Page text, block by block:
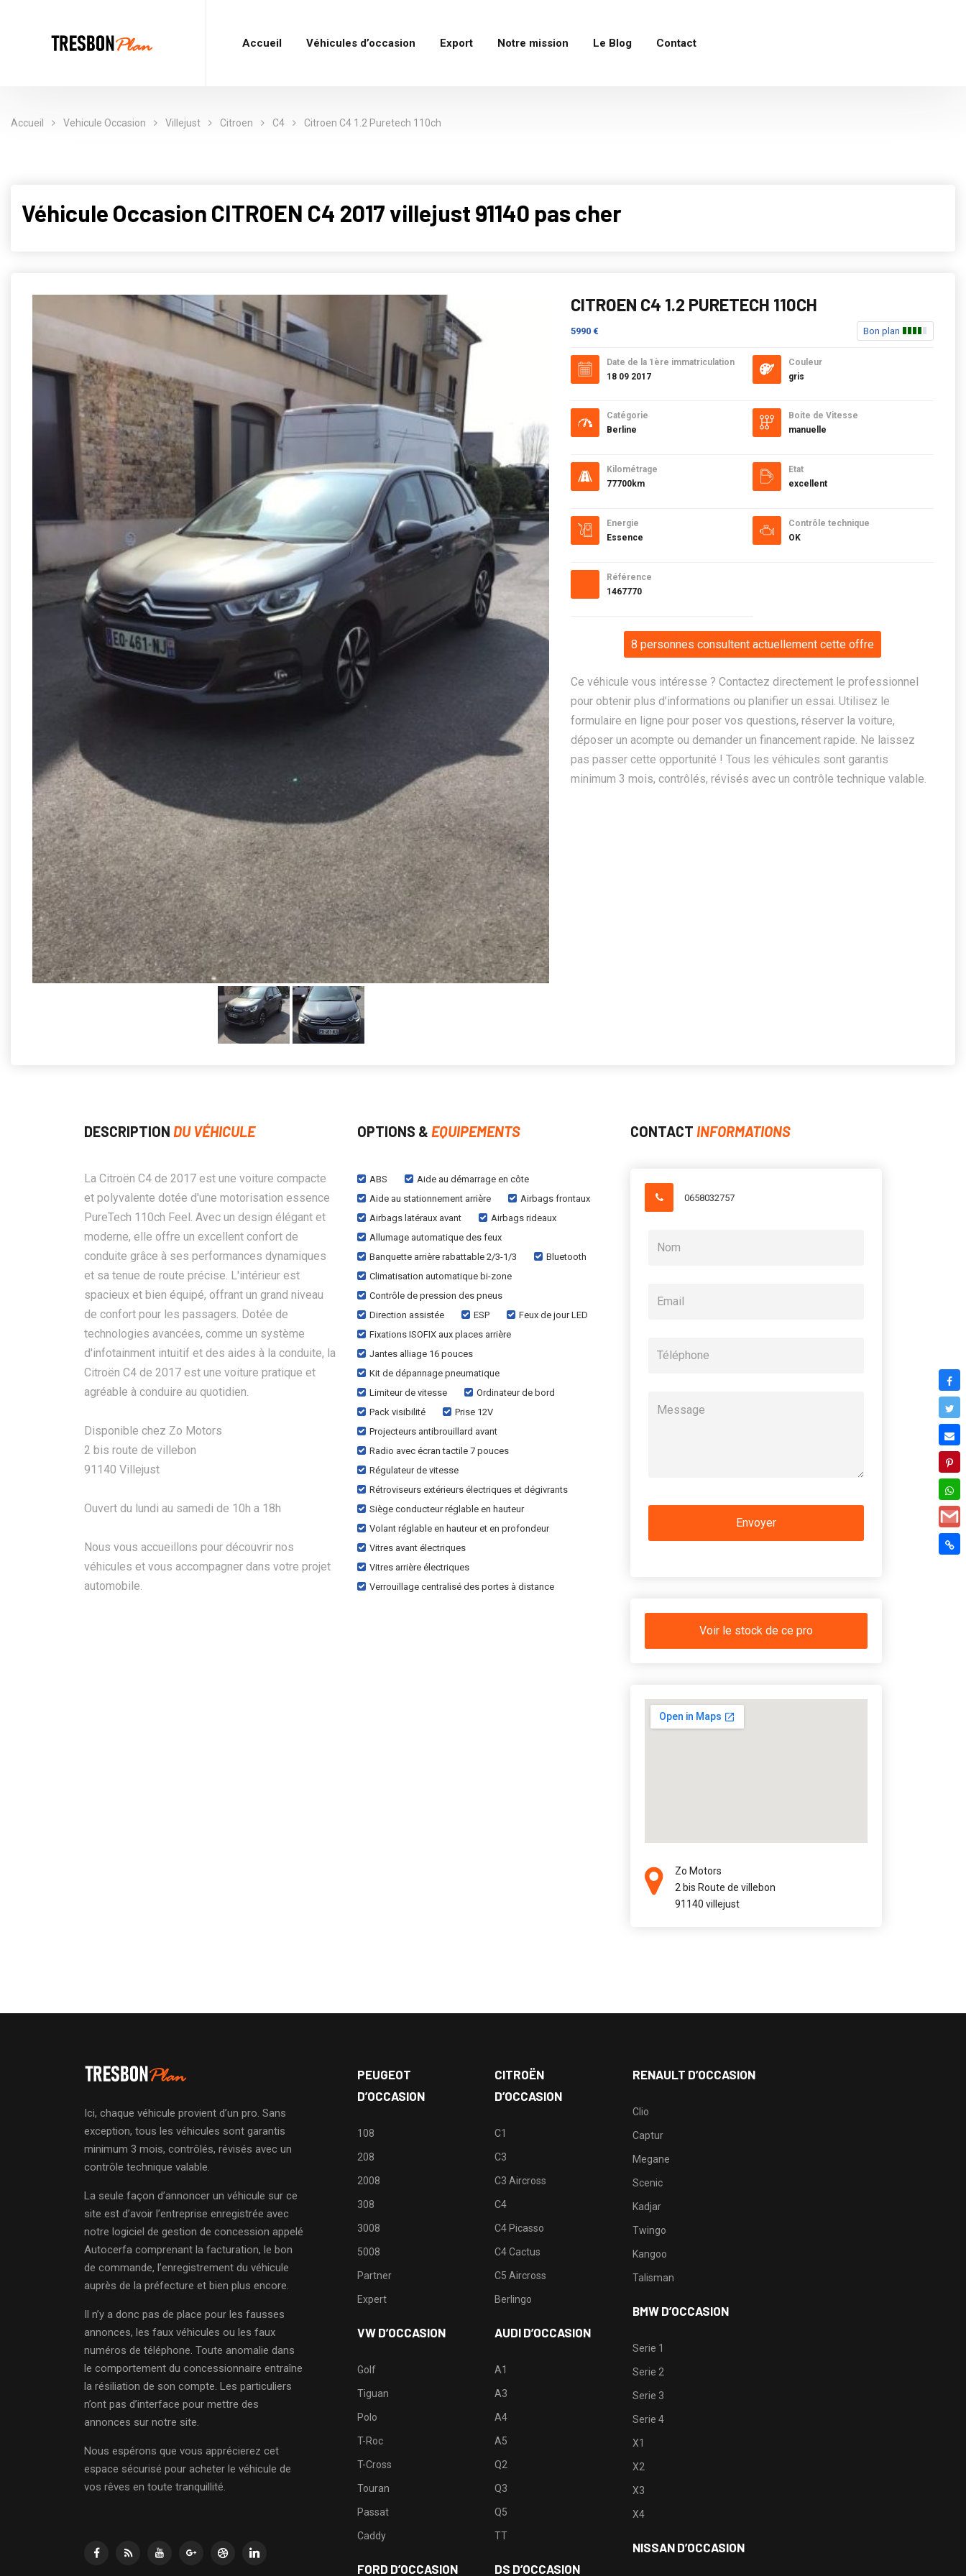
Accueil Véhicules d’occasion Export Notre mission Le Blog Contact
Accueil Vehicule Occasion Villejust Citroen C4 Citroen C4 1.2 Puretech 110ch
Véhicule Occasion CITROEN C4 2017 villejust 91140 pas cher
CITROEN C4 1.2 PURETECH 110CH
5990 € Bon plan
Date de la 1ère immatriculation
18 09 2017
Catégorie
Berline
Kilométrage
77700km
Energie
Essence
Référence
1467770
Couleur
gris
Boite de Vitesse
manuelle
Etat
excellent
Contrôle technique
OK
8 personnes consultent actuellement cette offre
Ce véhicule vous intéresse ? Contactez directement le professionnel
pour obtenir plus d’informations ou planifier un essai. Utilisez le
formulaire en ligne pour poser vos questions, réserver la voiture,
déposer un acompte ou demander un financement rapide. Ne laissez
pas passer cette opportunité ! Tous les véhicules sont garantis
minimum 3 mois, contrôlés, révisés avec un contrôle technique valable.
DESCRIPTION DU VÉHICULE
La Citroën C4 de 2017 est une voiture compacte
et polyvalente dotée d'une motorisation essence
PureTech 110ch Feel. Avec un design élégant et
moderne, elle offre un excellent confort de
conduite grâce à ses performances dynamiques
et sa tenue de route précise. L'intérieur est
spacieux et bien équipé, offrant un grand niveau
de confort pour les passagers. Dotée de
technologies avancées, comme un système
d'infotainment intuitif et des aides à la conduite, la
Citroën C4 de 2017 est une voiture pratique et
agréable à conduire au quotidien.
Disponible chez Zo Motors
2 bis route de villebon
91140 Villejust
Ouvert du lundi au samedi de 10h a 18h
Nous vous accueillons pour découvrir nos
véhicules et vous accompagner dans votre projet
automobile.
OPTIONS & EQUIPEMENTS
ABS
Aide au démarrage en côte
Aide au stationnement arrière
Airbags frontaux
Airbags latéraux avant
Airbags rideaux
Allumage automatique des feux
Banquette arrière rabattable 2/3-1/3
Bluetooth
Climatisation automatique bi-zone
Contrôle de pression des pneus
Direction assistée
ESP
Feux de jour LED
Fixations ISOFIX aux places arrière
Jantes alliage 16 pouces
Kit de dépannage pneumatique
Limiteur de vitesse
Ordinateur de bord
Pack visibilité
Prise 12V
Projecteurs antibrouillard avant
Radio avec écran tactile 7 pouces
Régulateur de vitesse
Rétroviseurs extérieurs électriques et dégivrants
Siège conducteur réglable en hauteur
Volant réglable en hauteur et en profondeur
Vitres avant électriques
Vitres arrière électriques
Verrouillage centralisé des portes à distance
CONTACT INFORMATIONS
0658032757
Voir le stock de ce pro
Zo Motors
2 bis Route de villebon
91140 villejust
Ici, chaque véhicule provient d’un pro. Sans
exception, tous les véhicules sont garantis
minimum 3 mois, contrôlés, révisés avec un
contrôle technique valable.
La seule façon d’annoncer un véhicule sur ce
site est d’avoir l’entreprise enregistrée avec
notre logiciel de gestion de concession appelé
Autocerfa comprenant la facturation, le bon
de commande, l’enregistrement du véhicule
auprès de la préfecture et bien plus encore.
Il n’y a donc pas de place pour les fausses
annonces, les faux véhicules ou les faux
numéros de téléphone. Toute anomalie dans
le comportement du concessionnaire entraîne
la résiliation de son compte. Les particuliers
n’ont pas d’interface pour mettre des
annonces sur notre site.
Nous espérons que vous apprécierez cet
espace sécurisé pour acheter le véhicule de
vos rêves en toute tranquillité.
PEUGEOT
D’OCCASION
108
208
2008
308
3008
5008
Partner
Expert
VW D’OCCASION
Golf
Tiguan
Polo
T-Roc
T-Cross
Touran
Passat
Caddy
FORD D’OCCASION
CITROËN
D’OCCASION
C1
C3
C3 Aircross
C4
C4 Picasso
C4 Cactus
C5 Aircross
Berlingo
AUDI D’OCCASION
A1
A3
A4
A5
Q2
Q3
Q5
TT
DS D’OCCASION
RENAULT D’OCCASION
Clio
Captur
Megane
Scenic
Kadjar
Twingo
Kangoo
Talisman
BMW D’OCCASION
Serie 1
Serie 2
Serie 3
Serie 4
X1
X2
X3
X4
NISSAN D’OCCASION